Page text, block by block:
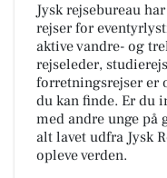
Jysk rejsebureau
rejser for
aktive vandre- og
rejseleder,
forretningsrejser er
du kan finde. Er du
med andre unge på
alt lavet udfra Jysk
opleve verden.